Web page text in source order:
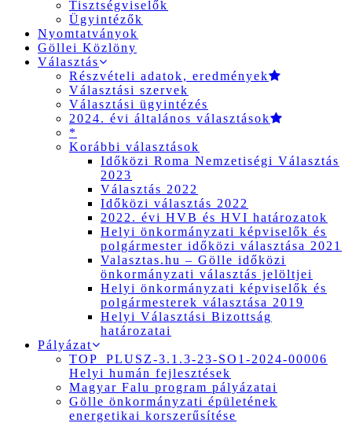
Tisztségviselők
Ügyintézők
Nyomtatványok
Göllei Közlöny
Választás
Részvételi adatok, eredmények
Választási szervek
Választási ügyintézés
2024. évi általános választások
*
Korábbi választások
Időközi Roma Nemzetiségi Választás
2023
Választás 2022
Időközi választás 2022
2022. évi HVB és HVI határozatok
Helyi önkormányzati képviselők és
polgármester időközi választása 2021
Valasztas.hu – Gölle időközi
önkormányzati választás jelöltjei
Helyi önkormányzati képviselők és
polgármesterek választása 2019
Helyi Választási Bizottság
határozatai
Pályázat
TOP_PLUSZ-3.1.3-23-SO1-2024-00006
Helyi humán fejlesztések
Magyar Falu program pályázatai
Gölle önkormányzati épületének
energetikai korszerűsítése